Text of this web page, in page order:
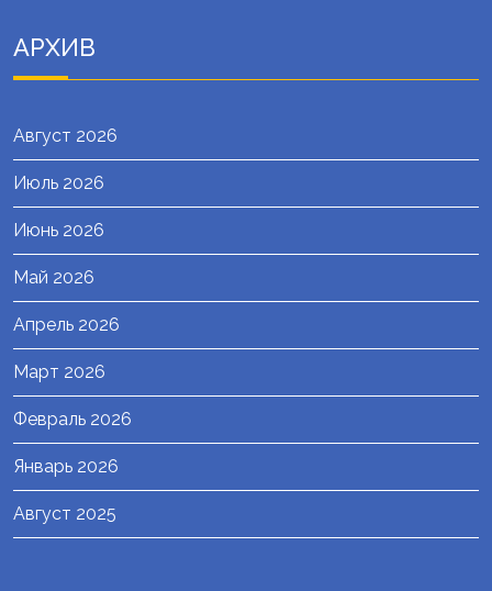
АРХИВ
Август 2026
Июль 2026
Июнь 2026
Май 2026
Апрель 2026
Март 2026
Февраль 2026
Январь 2026
Август 2025